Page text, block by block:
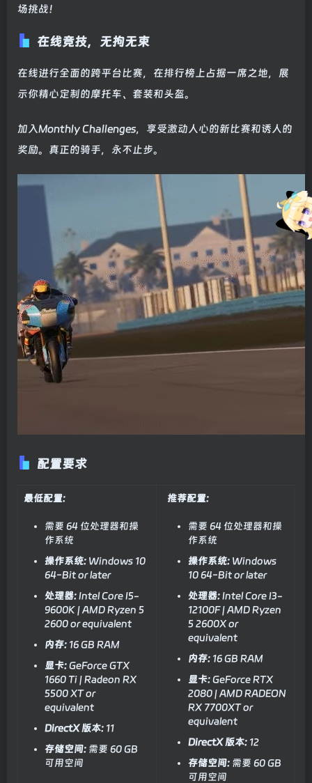
场挑战！
在线竞技，无拘无束
在线进行全面的跨平台比赛，在排行榜上占据一席之地，展
示你精心定制的摩托车、套装和头盔。
加入Monthly Challenges，享受激动人心的新比赛和诱人的
奖励。真正的骑手，永不止步。
配置要求
最低配置:
需要 64 位处理器和操
作系统
操作系统: Windows 10
64-Bit or later
处理器:Intel Core I5-
9600K | AMD Ryzen 5
2600 or equivalent
内存: 16 GB RAM
显卡:GeForce GTX
1660 Ti | Radeon RX
5500 XT or
equivalent
DirectX 版本: 11
存储空间: 需要 60 GB
可用空间
推荐配置:
需要 64 位处理器和操
作系统
操作系统: Windows
10 64-Bit or later
处理器:Intel Core I3-
12100F | AMD Ryzen
5 2600X or
equivalent
内存: 16 GB RAM
显卡:GeForce RTX
2080 | AMD RADEON
RX 7700XT or
equivalent
DirectX 版本: 12
存储空间: 需要 60 GB
可用空间